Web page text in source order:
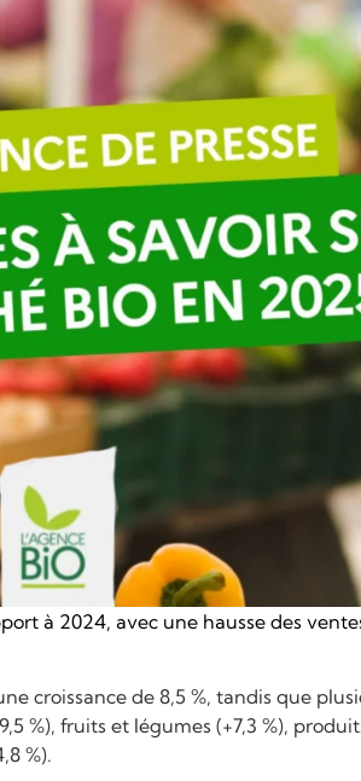
à 2024, avec une hausse des
croissance de 8,5 %, tandis que
%), fruits et légumes (+7,3 %),
%).